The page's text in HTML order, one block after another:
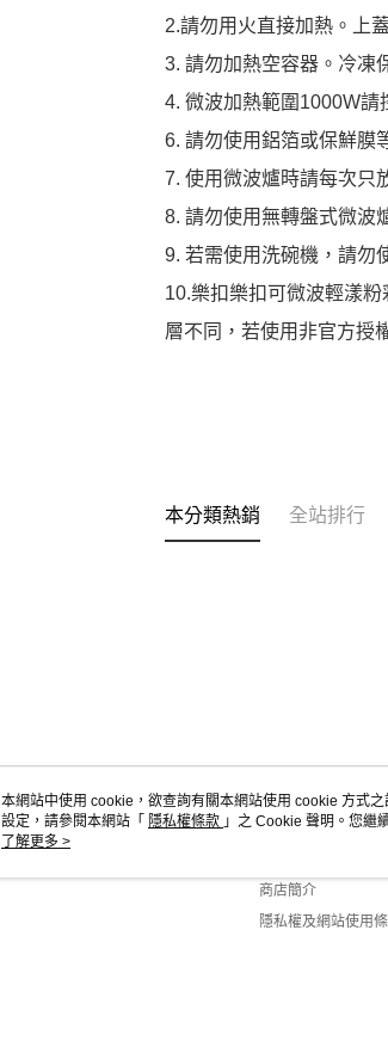
2.請勿用火直接加熱。上
3. 請勿加熱空容器。冷凍
4. 微波加熱範圍1000W請
6. 請勿使用鋁箔或保鮮膜
7. 使用微波爐時請每次只
8. 請勿使用無轉盤式微波
9. 若需使用洗碗機，請勿
10.樂扣樂扣可微波輕漾
層不同，若使用非官方授
本分類熱銷 全站排行
關於我們
商店簡介
隱私權及網站使用
本網站中使用 cookie，欲查詢有關本網站使用 cookie 方式
設定，請參閱本網站「 隱私權條款 」之 Cookie 聲明。您繼
使用 cookie。
了解更多 >